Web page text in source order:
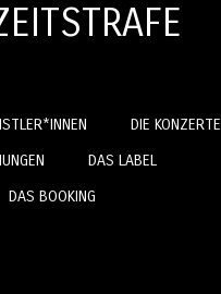
DIE KONZERTE
DAS LABEL
DAS BOOKING
| Milli writes on